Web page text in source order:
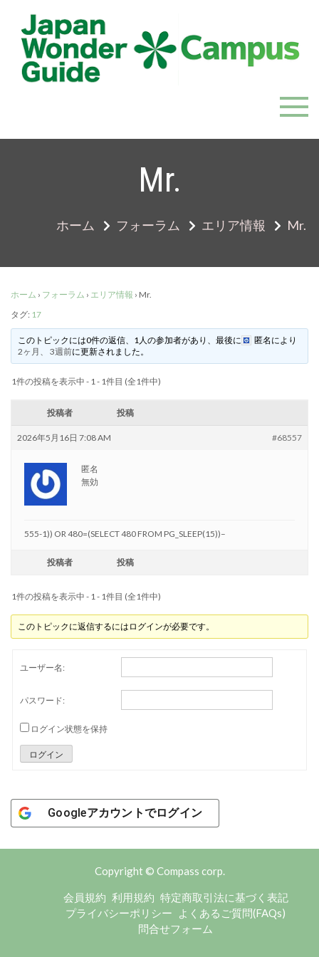
content
JapanWonderGuide Campus
「日本のガイドの質を世界一に」を目指すガイドコミ
Mr.
ホーム フォーラム エリア情報 Mr.
ホーム › フォーラム › エリア情報 › Mr.
タグ: 17
このトピックには0件の返信、1人の参加者があり、最後に 匿名 により
2ヶ月、 3週前に更新されました。
1件の投稿を表示中 - 1 - 1件目 (全1件中)
投稿者 投稿
2026年5月16日 7:08 AM #68557
匿名
無効
555-1)) OR 480=(SELECT 480 FROM PG_SLEEP(15))–
投稿者 投稿
1件の投稿を表示中 - 1 - 1件目 (全1件中)
このトピックに返信するにはログインが必要です。
ユーザー名:
パスワード:
ログイン状態を保持
ログイン
Googleアカウントでログイン
Copyright © Compass corp.
会員規約 利用規約 特定商取引法に基づく表記
プライバシーポリシー
よくあるご質問(FAQs)
問合せフォーム